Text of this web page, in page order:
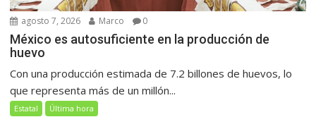
agosto 7, 2026 Marco 0
México es autosuficiente en la producción de
huevo
Con una producción estimada de 7.2 billones de huevos, lo
que representa más de un millón...
Estatal Última hora